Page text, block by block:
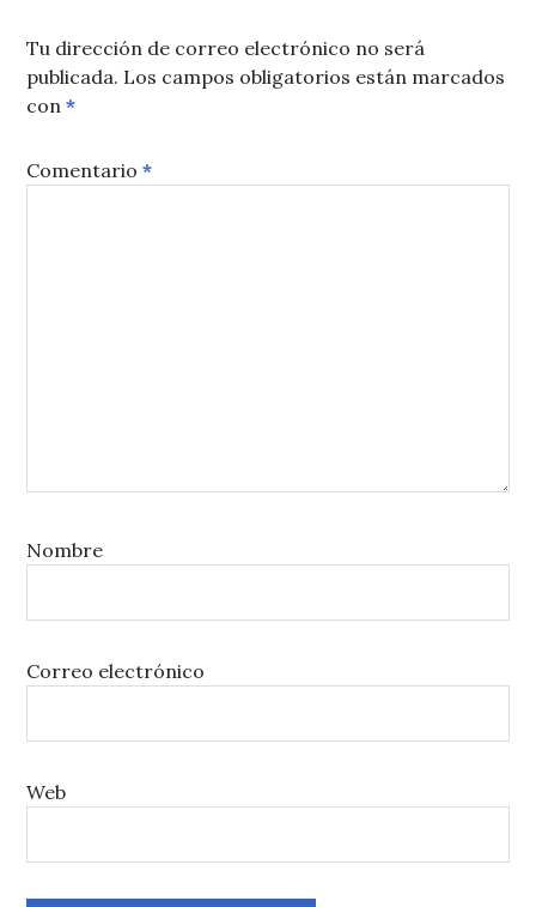
Tu dirección de correo electrónico no será
publicada. Los campos obligatorios están marcados
con*
Comentario*
Nombre
Correo electrónico
Web